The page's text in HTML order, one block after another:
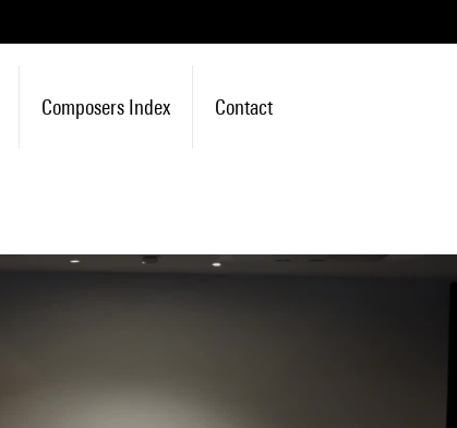
Composers Index Contact